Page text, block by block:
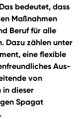
bedeutet, dass
Maßnahmen
Beruf für alle
Dazu zählen unter
eine flexible
Aus-
von
in dieser
Spagat